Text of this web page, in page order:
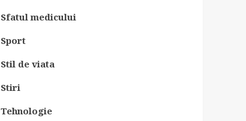
Sfatul medicului
Sport
Stil de viata
Stiri
Tehnologie